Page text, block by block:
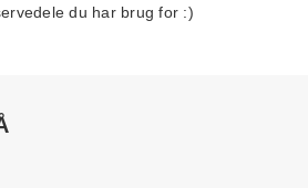
du har brug for :)